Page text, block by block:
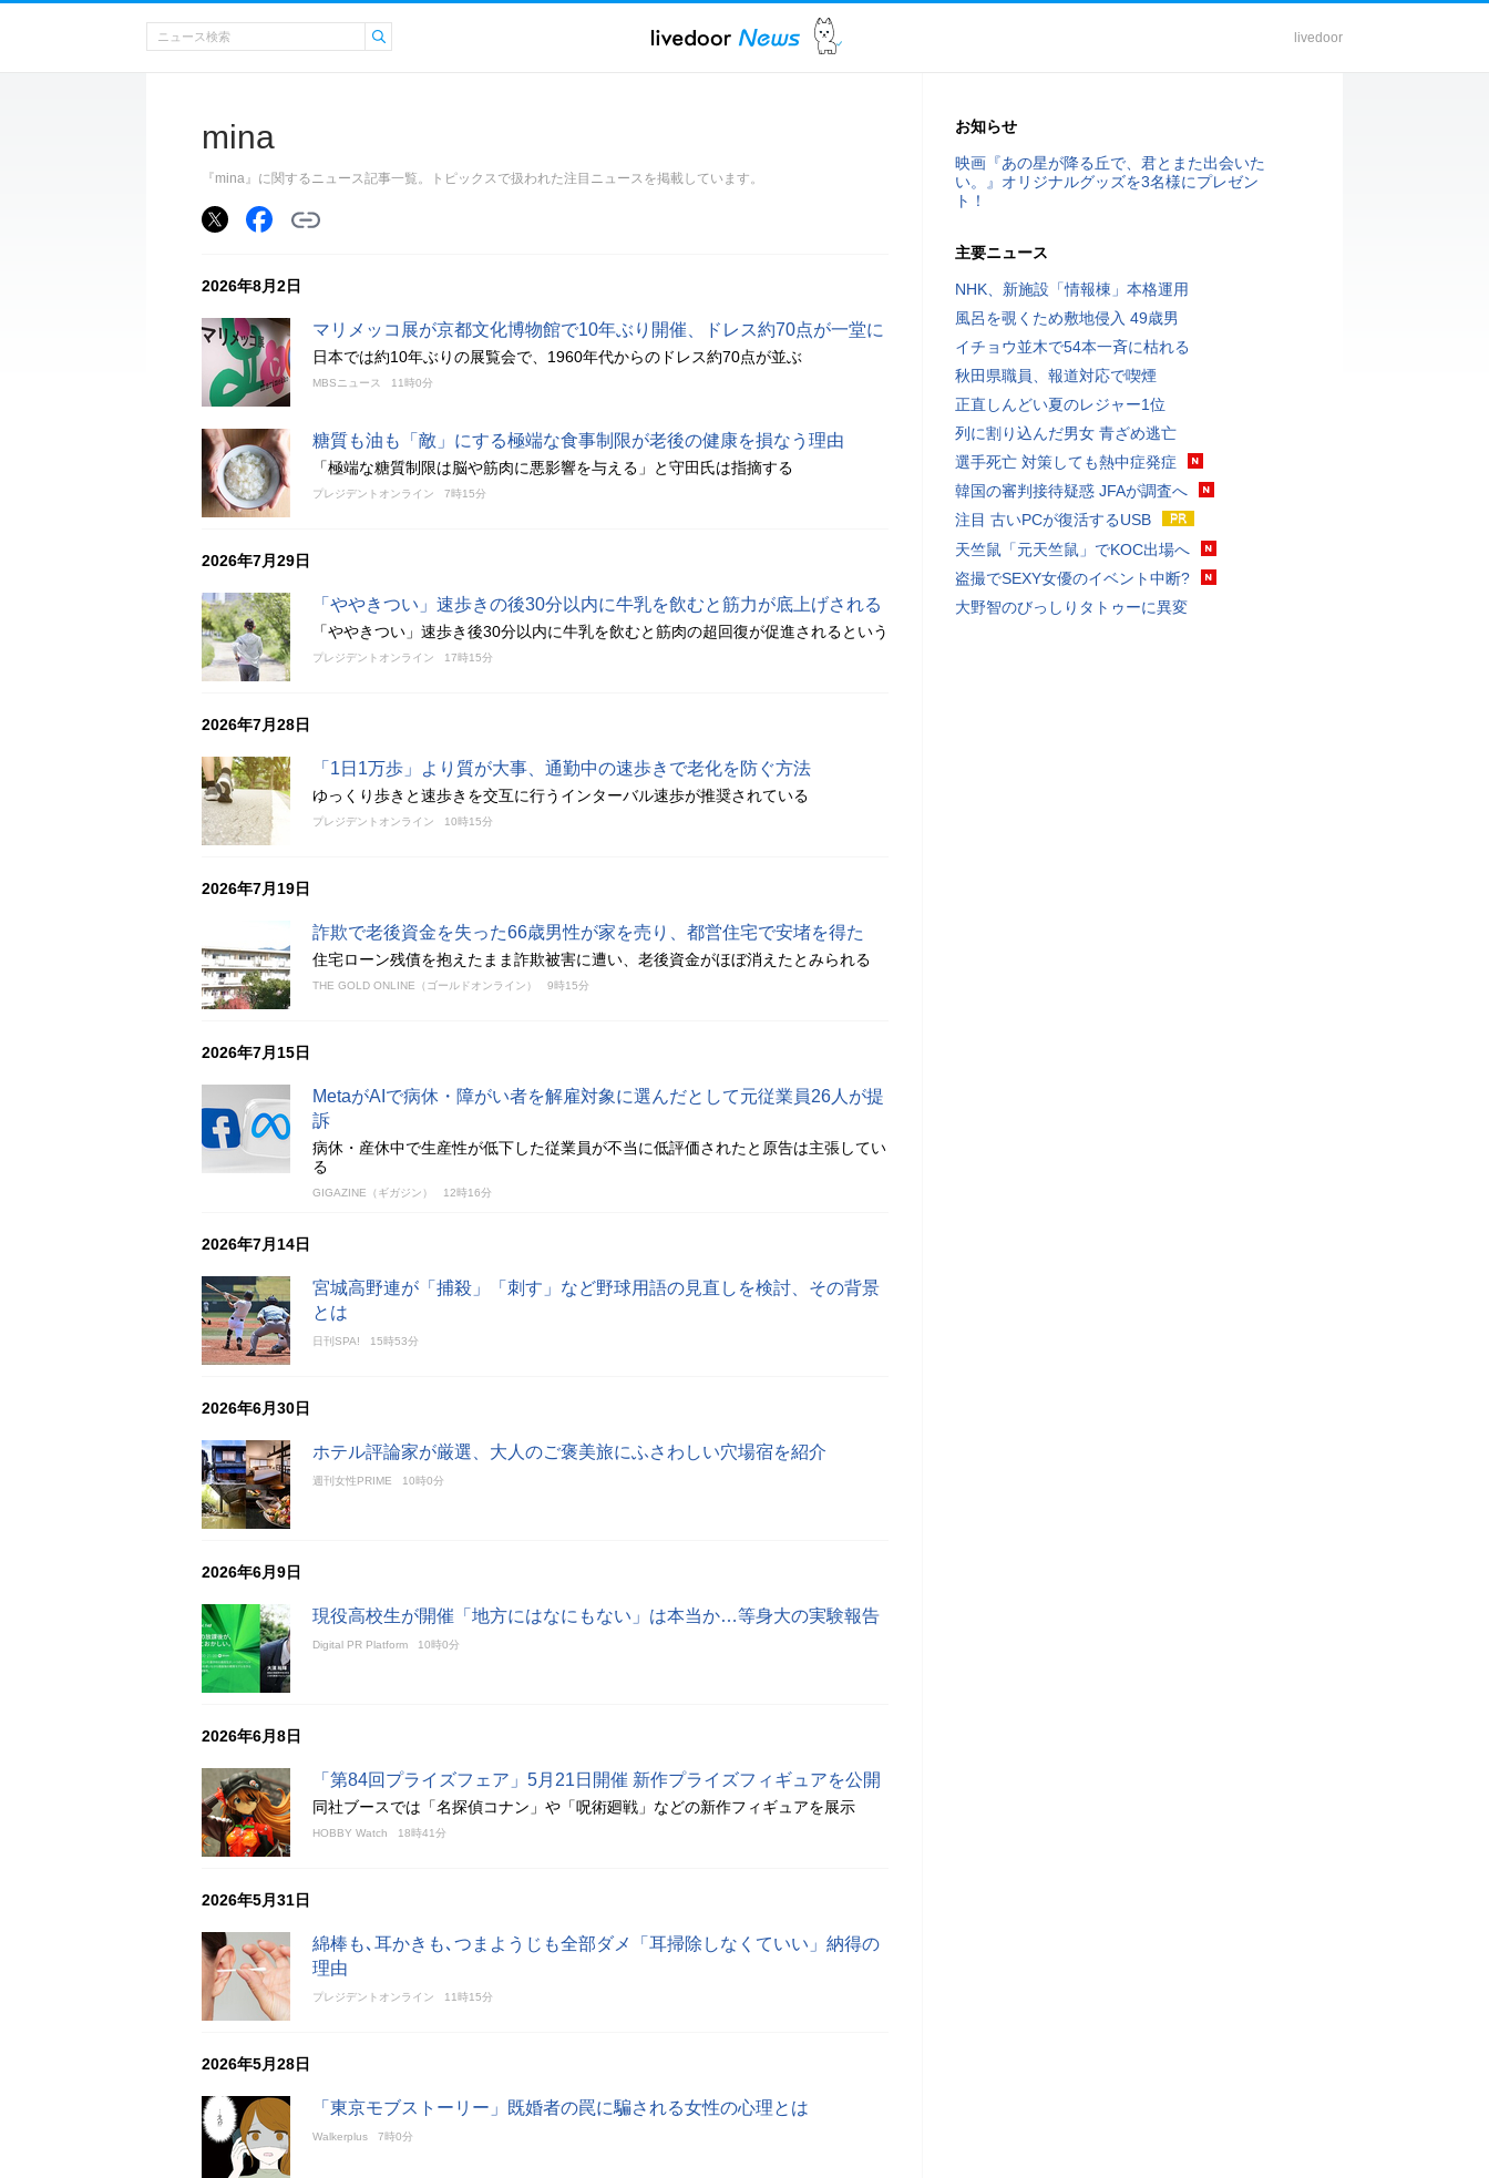
livedoor
mina
『mina』に関するニュース記事一覧。トピックスで扱われた注目ニュースを掲載しています。
2026年8月2日
マリメッコ展が京都文化博物館で10年ぶり開催、ドレス約70点が一堂に
日本では約10年ぶりの展覧会で、1960年代からのドレス約70点が並ぶ
MBSニュース 11時0分
糖質も油も「敵」にする極端な食事制限が老後の健康を損なう理由
「極端な糖質制限は脳や筋肉に悪影響を与える」と守田氏は指摘する
プレジデントオンライン 7時15分
2026年7月29日
「ややきつい」速歩きの後30分以内に牛乳を飲むと筋力が底上げされる
「ややきつい」速歩き後30分以内に牛乳を飲むと筋肉の超回復が促進されるという
プレジデントオンライン 17時15分
2026年7月28日
「1日1万歩」より質が大事、通勤中の速歩きで老化を防ぐ方法
ゆっくり歩きと速歩きを交互に行うインターバル速歩が推奨されている
プレジデントオンライン 10時15分
2026年7月19日
詐欺で老後資金を失った66歳男性が家を売り、都営住宅で安堵を得た
住宅ローン残債を抱えたまま詐欺被害に遭い、老後資金がほぼ消えたとみられる
THE GOLD ONLINE（ゴールドオンライン） 9時15分
2026年7月15日
MetaがAIで病休・障がい者を解雇対象に選んだとして元従業員26人が提
訴
病休・産休中で生産性が低下した従業員が不当に低評価されたと原告は主張してい
る
GIGAZINE（ギガジン） 12時16分
2026年7月14日
宮城高野連が「捕殺」「刺す」など野球用語の見直しを検討、その背景
とは
日刊SPA! 15時53分
2026年6月30日
ホテル評論家が厳選、大人のご褒美旅にふさわしい穴場宿を紹介
週刊女性PRIME 10時0分
2026年6月9日
現役高校生が開催「地方にはなにもない」は本当か…等身大の実験報告
Digital PR Platform 10時0分
2026年6月8日
「第84回プライズフェア」5月21日開催 新作プライズフィギュアを公開
同社ブースでは「名探偵コナン」や「呪術廻戦」などの新作フィギュアを展示
HOBBY Watch 18時41分
2026年5月31日
綿棒も､耳かきも､つまようじも全部ダメ「耳掃除しなくていい」納得の
理由
プレジデントオンライン 11時15分
2026年5月28日
「東京モブストーリー」既婚者の罠に騙される女性の心理とは
Walkerplus 7時0分
お知らせ
映画『あの星が降る丘で、君とまた出会いた
い。』オリジナルグッズを3名様にプレゼン
ト！
主要ニュース
NHK、新施設「情報棟」本格運用
風呂を覗くため敷地侵入 49歳男
イチョウ並木で54本一斉に枯れる
秋田県職員、報道対応で喫煙
正直しんどい夏のレジャー1位
列に割り込んだ男女 青ざめ逃亡
選手死亡 対策しても熱中症発症
韓国の審判接待疑惑 JFAが調査へ
注目 古いPCが復活するUSB
天竺鼠「元天竺鼠」でKOC出場へ
盗撮でSEXY女優のイベント中断?
大野智のびっしりタトゥーに異変